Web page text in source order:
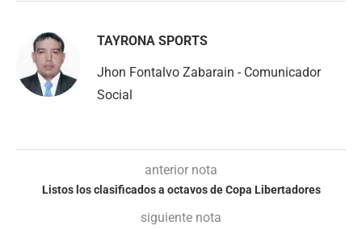
TAYRONA SPORTS
Jhon Fontalvo Zabarain - Comunicador
Social
anterior nota
Listos los clasificados a octavos de Copa Libertadores
siguiente nota